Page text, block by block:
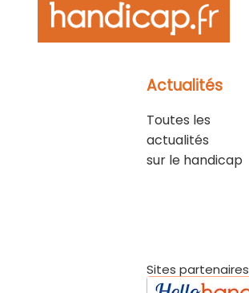
Actualités
Toutes les
actualités
sur le handicap
Sites partenaires